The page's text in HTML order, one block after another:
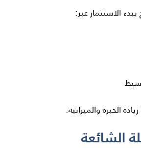
الاستثمار عبر:
الخبرة والميزانية.
الشائعة